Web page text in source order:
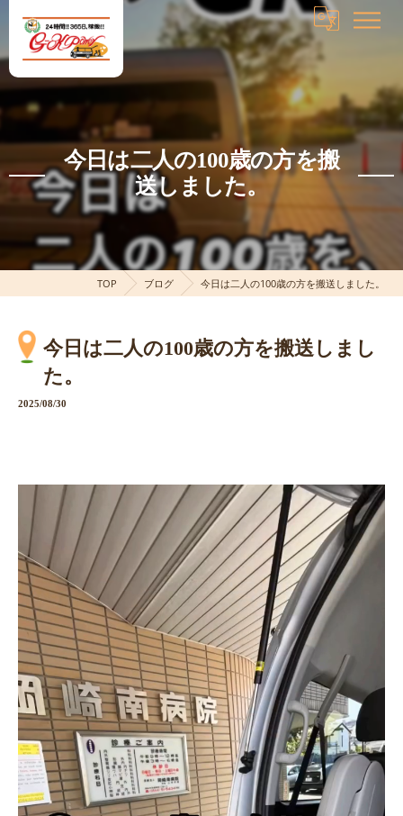
今日は二人の100歳の方を搬
送しました。
TOP ブログ 今日は二人の100歳の方を搬送しました。
今日は二人の100歳の方を搬送しまし
た。
2025/08/30